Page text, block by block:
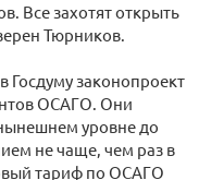
Все захотят открыть
Тюрников.
Госдуму законопроект
ОСАГО. Они
уровне до
не чаще, чем раз в
тариф по ОСАГО